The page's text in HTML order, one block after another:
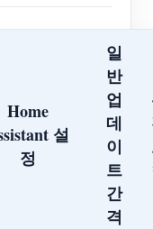
Home
설
정
일
반
업
데
이
트
간
격